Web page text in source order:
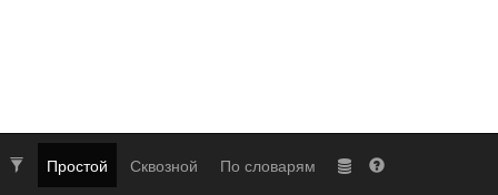
Простой Сквозной По словарям